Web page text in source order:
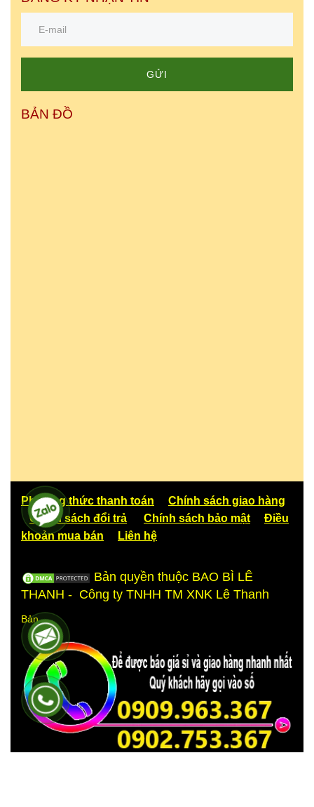
GỬI
BẢN ĐỒ
Phương thức thanh toán
Chính sách giao hàng
Chính sách đổi trả
Chính sách bảo mật
Điều
khoản mua bán
Liên hệ
Bản quyền thuộc BAO BÌ LÊ
THANH - Công ty TNHH TM XNK Lê Thanh
Bản